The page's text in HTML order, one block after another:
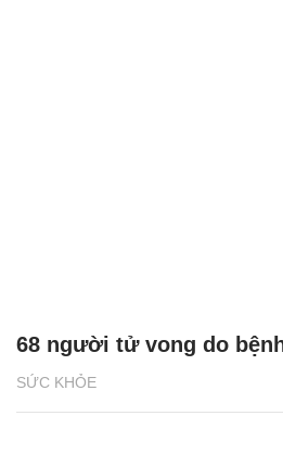
SỨC KHỎE
68 người tử vong do